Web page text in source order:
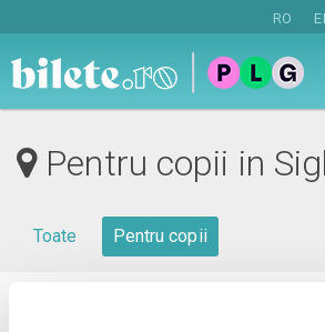
RO
Pentru copii in
Toate Pentru copii
0 evenimente in viitorul